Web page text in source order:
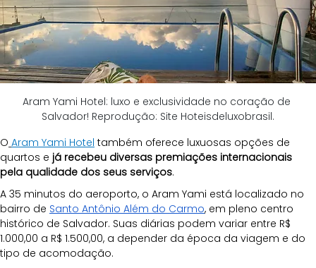
Aram Yami Hotel: luxo e exclusividade no coração de
Salvador! Reprodução: Site Hoteisdeluxobrasil.
O Aram Yami Hotel também oferece luxuosas opções de
quartos e já recebeu diversas premiações internacionais
pela qualidade dos seus serviços.
A 35 minutos do aeroporto, o Aram Yami está localizado no
bairro de Santo Antônio Além do Carmo, em pleno centro
histórico de Salvador. Suas diárias podem variar entre R$
1.000,00 a R$ 1.500,00, a depender da época da viagem e do
tipo de acomodação.